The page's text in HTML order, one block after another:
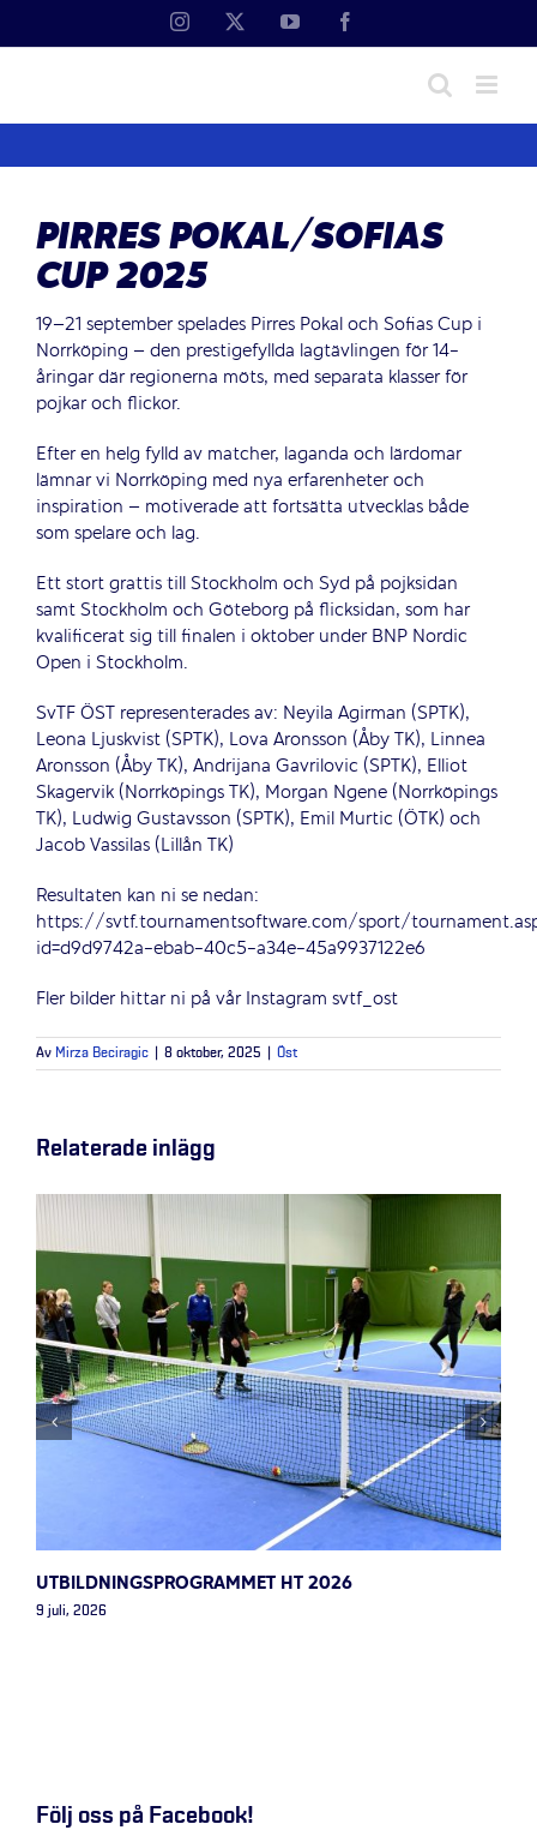
Instagram YouTube
PIRRES POKAL/SOFIAS
CUP 2025
19–21 september spelades Pirres Pokal och Sofias Cup i
Norrköping – den prestigefyllda lagtävlingen för 14-
åringar där regionerna möts, med separata klasser för
pojkar och flickor.
Efter en helg fylld av matcher, laganda och lärdomar
lämnar vi Norrköping med nya erfarenheter och
inspiration – motiverade att fortsätta utvecklas både
som spelare och lag.
Ett stort grattis till Stockholm och Syd på pojksidan
samt Stockholm och Göteborg på flicksidan, som har
kvalificerat sig till finalen i oktober under BNP Nordic
Open i Stockholm.
SvTF ÖST representerades av: Neyila Agirman (SPTK),
Leona Ljuskvist (SPTK), Lova Aronsson (Åby TK), Linnea
Aronsson (Åby TK), Andrijana Gavrilovic (SPTK), Elliot
Skagervik (Norrköpings TK), Morgan Ngene (Norrköpings
TK), Ludwig Gustavsson (SPTK), Emil Murtic (ÖTK) och
Jacob Vassilas (Lillån TK)
Resultaten kan ni se nedan:
https://svtf.tournamentsoftware.com/sport/
id=d9d9742a-ebab-40c5-a34e-45a9937122e6
Fler bilder hittar ni på vår Instagram svtf_ost
Av Mirza Beciragic 8 oktober, 2025 Öst
Relaterade inlägg
UTBILDNINGSPROGRAMMET HT 2026
9 juli, 2026
Följ oss på Facebook!